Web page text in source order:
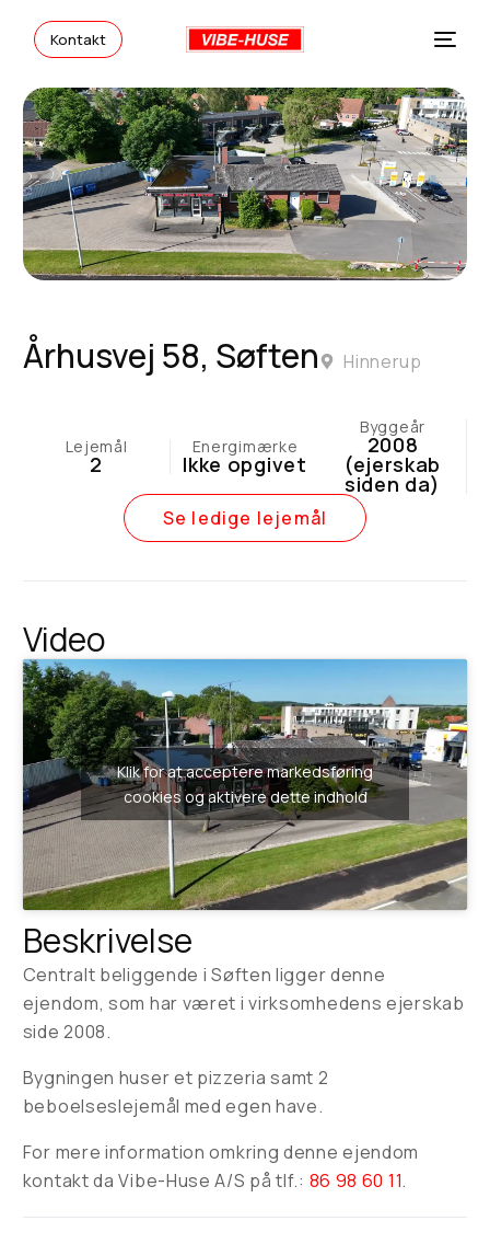
Kontakt
Århusvej 58, Søften Hinnerup
Lejemål
2
Energimærke
Ikke opgivet
Byggeår
2008
(ejerskab
siden da)
Se ledige lejemål
Video
Klik for at acceptere markedsføring
cookies og aktivere dette indhold
Beskrivelse
Centralt beliggende i Søften ligger denne
ejendom, som har været i virksomhedens ejerskab
side 2008.
Bygningen huser et pizzeria samt 2
beboelseslejemål med egen have.
For mere information omkring denne ejendom
kontakt da Vibe-Huse A/S på tlf.: 86 98 60 11.
Vibe-Huse